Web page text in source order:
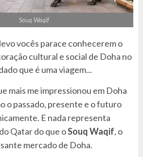
Souq Waqif
vocês parace conhecerem o
cultural e social de Doha no
que é uma viagem...
mais me impressionou em Doha
o passado, presente e o futuro
E nada representa
Qatar do que oSouq Waqif, o
mercado de Doha.